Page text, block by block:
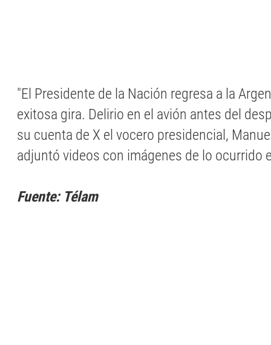
"El Presidente de la Nación regresa a la
exitosa gira. Delirio en el avión antes del
su cuenta de X el vocero presidencial,
adjuntó videos con imágenes de lo ocurrido
Fuente: Télam